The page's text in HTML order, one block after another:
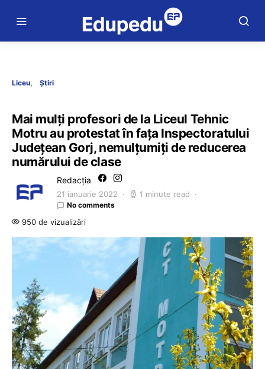
Liceu Știri
Mai mulți profesori de la Liceul Tehnic
Motru au protestat în fața Inspectoratului
Județean Gorj, nemulțumiți de reducerea
numărului de clase
Redacția
21 ianuarie 2022 1 minute read
No comments
950 de vizualizări